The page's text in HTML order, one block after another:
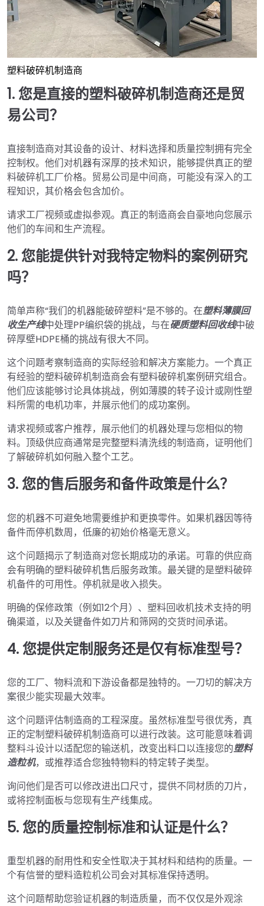
塑料破碎机制造商
1. 您是直接的塑料破碎机制造商还是贸
易公司？
直接制造商对其设备的设计、材料选择和质量控制拥有完全
控制权。他们对机器有深厚的技术知识，能够提供真正的塑
料破碎机工厂价格。贸易公司是中间商，可能没有深入的工
程知识，其价格会包含加价。
请求工厂视频或虚拟参观。真正的制造商会自豪地向您展示
他们的车间和生产流程。
2. 您能提供针对我特定物料的案例研究
吗？
简单声称“我们的机器能破碎塑料”是不够的。在塑料薄膜回
收生产线中处理PP编织袋的挑战，与在硬质塑料回收线中破
碎厚壁HDPE桶的挑战有很大不同。
这个问题考察制造商的实际经验和解决方案能力。一个真正
有经验的塑料破碎机制造商会有塑料破碎机案例研究组合。
他们应该能够讨论具体挑战，例如薄膜的转子设计或刚性塑
料所需的电机功率，并展示他们的成功案例。
请求视频或客户推荐，展示他们的机器处理与您相似的物
料。顶级供应商通常是完整塑料清洗线的制造商，证明他们
了解破碎机如何融入整个工艺。
3. 您的售后服务和备件政策是什么？
您的机器不可避免地需要维护和更换零件。如果机器因等待
备件而停机数周，低廉的初始价格毫无意义。
这个问题揭示了制造商对您长期成功的承诺。可靠的供应商
会有明确的塑料破碎机售后服务政策。最关键的是塑料破碎
机备件的可用性。停机就是收入损失。
明确的保修政策（例如12个月）、塑料回收机技术支持的明
确渠道，以及关键备件如刀片和筛网的交货时间承诺。
4. 您提供定制服务还是仅有标准型号？
您的工厂、物料流和下游设备都是独特的。一刀切的解决方
案很少能实现最大效率。
这个问题评估制造商的工程深度。虽然标准型号很优秀，真
正的定制塑料破碎机制造商可以进行改装。这可能意味着调
整料斗设计以适配您的输送机，改变出料口以连接您的塑料
造粒机，或推荐适合您独特物料的特定转子类型。
询问他们是否可以修改进出口尺寸，提供不同材质的刀片，
或将控制面板与您现有生产线集成。
5. 您的质量控制标准和认证是什么？
重型机器的耐用性和安全性取决于其材料和结构的质量。一
个有信誉的塑料造粒机公司会对其标准保持透明。
这个问题帮助您验证机器的制造质量，而不仅仅是外观涂